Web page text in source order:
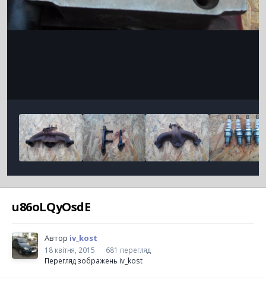
u86oLQyOsdE
Автор iv_kost
18 квітня, 2015
681 перегляд
Перегляд зображень iv_kost